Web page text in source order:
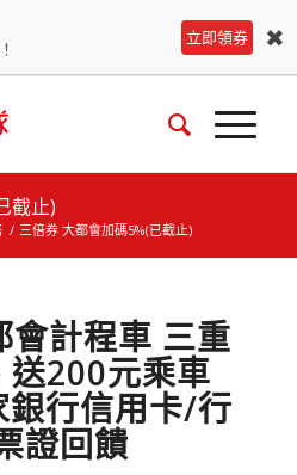
立即領券 ✖
截止)
/ 三倍券 大都會加碼5%(已截止)
計程車 三重
送200元乘車
行信用卡/行
證回饋